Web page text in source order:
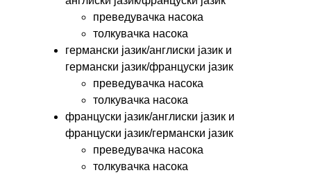
преведувачка насока
толкувачка насока
германски јазик/англиски јазик и
германски јазик/француски јазик
преведувачка насока
толкувачка насока
француски јазик/англиски јазик и
француски јазик/германски јазик
преведувачка насока
толкувачка насока